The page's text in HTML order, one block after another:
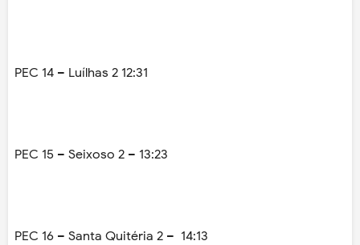
PEC 14 – Luílhas 2 12:31
PEC 15 – Seixoso 2 – 13:23
PEC 16 – Santa Quitéria 2 – 14:13